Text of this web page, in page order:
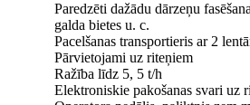
Paredzēti dažādu dārzeņu
galda bietes u. c.
Pacelšanas transportieris ar 2
Pārvietojami uz riteņiem
Ražība līdz 5, 5 t/h
Elektroniskie pakošanas svari uz